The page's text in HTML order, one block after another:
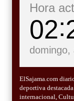
Hora
02
domingo,
ElSajama.com
deportiva
internacional,